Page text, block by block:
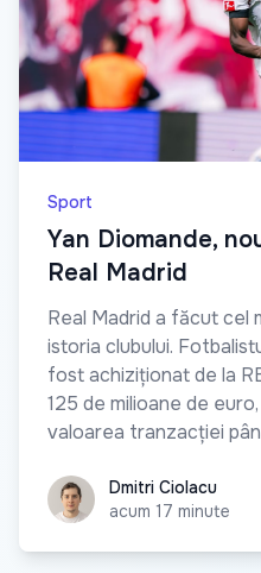
Sport
Yan Diomande,
Real Madrid
Real Madrid a făcut cel
istoria clubului.
fost achiziționat de la
125 de milioane de
valoarea tranzacției
Dmitri Ciolacu
Dmitri Ciolacu
acum 17 minute